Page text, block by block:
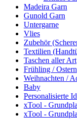
Madeira Garn
Gunold Garn
Untergarne
Vlies
Zubehör
Textilien
Taschen aller Art
Frühling / Ostern
Weihnachten /
Baby
Personalisierte
xTool -
xTool -